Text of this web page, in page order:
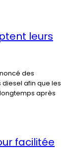
leurs
des
afin que les
après
facilitée